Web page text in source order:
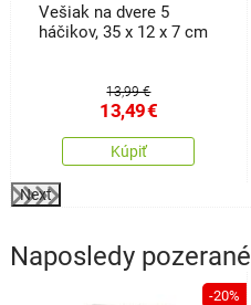
Vešiak na dvere 5
háčikov, 35 x 12 x 7 cm
13,99 €
13,49€
Kúpiť
Next
Naposledy pozerané
-20%